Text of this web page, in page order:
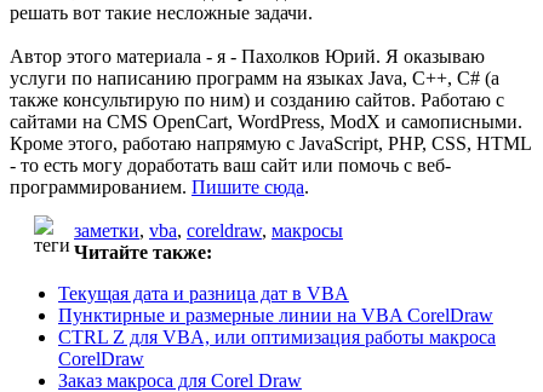
решать вот такие несложные задачи.
Автор этого материала - я - Пахолков Юрий. Я оказываю
услуги по написанию программ на языках Java, C++, C# (а
также консультирую по ним) и созданию сайтов. Работаю с
сайтами на CMS OpenCart, WordPress, ModX и самописными.
Кроме этого, работаю напрямую с JavaScript, PHP, CSS, HTML
- то есть могу доработать ваш сайт или помочь с веб-
программированием. Пишите сюда.
заметки, vba, coreldraw, макросы
Читайте также:
Текущая дата и разница дат в VBA
Пунктирные и размерные линии на VBA CorelDraw
CTRL Z для VBA, или оптимизация работы макроса
CorelDraw
Заказ макроса для Corel Draw